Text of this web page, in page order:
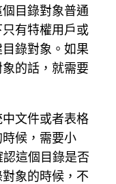
目錄對象普通
有特權用戶或
錄對象。如果
的話，就需要
文件或者表格
候，需要小
這個目錄是否
象的時候，不